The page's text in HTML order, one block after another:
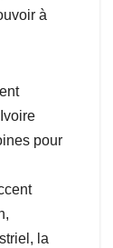
à
pour
la